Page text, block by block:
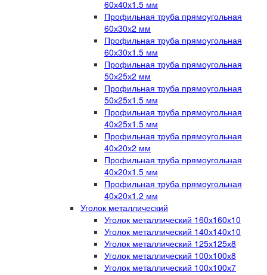
60х40х1.5 мм
Профильная труба прямоугольная
60х30х2 мм
Профильная труба прямоугольная
60х30х1.5 мм
Профильная труба прямоугольная
50х25х2 мм
Профильная труба прямоугольная
50х25х1.5 мм
Профильная труба прямоугольная
40х25х1.5 мм
Профильная труба прямоугольная
40х20х2 мм
Профильная труба прямоугольная
40х20х1.5 мм
Профильная труба прямоугольная
40х20х1.2 мм
Уголок металлический
Уголок металлический 160х160х10
Уголок металлический 140х140х10
Уголок металлический 125х125х8
Уголок металлический 100х100х8
Уголок металлический 100х100х7